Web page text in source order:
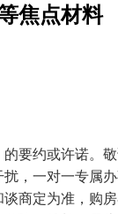
焦点材料
约或许诺。敬
，一对一专属
商定为准，购